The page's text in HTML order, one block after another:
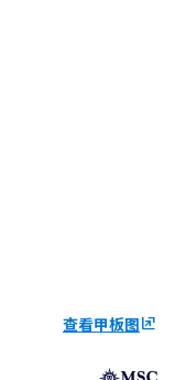
查看甲板图ungroup